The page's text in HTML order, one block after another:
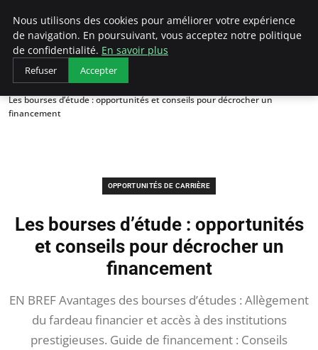
AIESEC France
Accueil
Opportunités de Carrière
Les bourses d’étude : opportunités et conseils pour décrocher un
financement
OPPORTUNITÉS DE CARRIÈRE
Les bourses d’étude : opportunités
et conseils pour décrocher un
financement
EN BREF Avantages des bourses d’études : Allègement
du fardeau financier et accès à des institutions
prestigieuses. Guide de financement : Conseils
Nous utilisons des cookies pour améliorer votre expérience
de navigation. En poursuivant, vous acceptez notre politique
de confidentialité. En savoir plus
Refuser Accepter